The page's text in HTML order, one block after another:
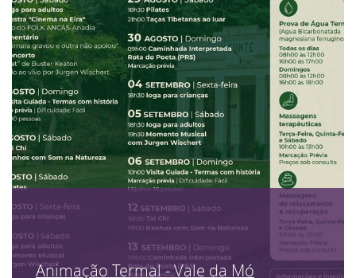
Animação Termal - Vale da Mó